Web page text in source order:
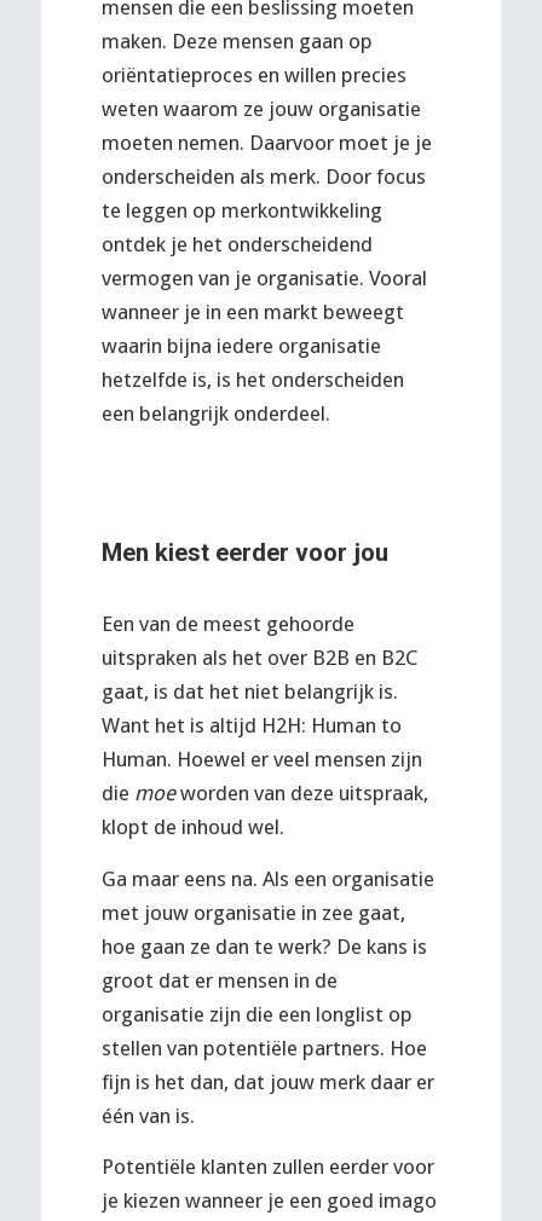
mensen die een beslissing moeten
maken. Deze mensen gaan op
oriëntatieproces en willen precies
weten waarom ze jouw organisatie
moeten nemen. Daarvoor moet je je
onderscheiden als merk. Door focus
te leggen op merkontwikkeling
ontdek je het onderscheidend
vermogen van je organisatie. Vooral
wanneer je in een markt beweegt
waarin bijna iedere organisatie
hetzelfde is, is het onderscheiden
een belangrijk onderdeel.
Men kiest eerder voor jou
Een van de meest gehoorde
uitspraken als het over B2B en B2C
gaat, is dat het niet belangrijk is.
Want het is altijd H2H: Human to
Human. Hoewel er veel mensen zijn
die moeworden van deze uitspraak,
klopt de inhoud wel.
Ga maar eens na. Als een organisatie
met jouw organisatie in zee gaat,
hoe gaan ze dan te werk? De kans is
groot dat er mensen in de
organisatie zijn die een longlist op
stellen van potentiële partners. Hoe
fijn is het dan, dat jouw merk daar er
één van is.
Potentiële klanten zullen eerder voor
je kiezen wanneer je een goed imago